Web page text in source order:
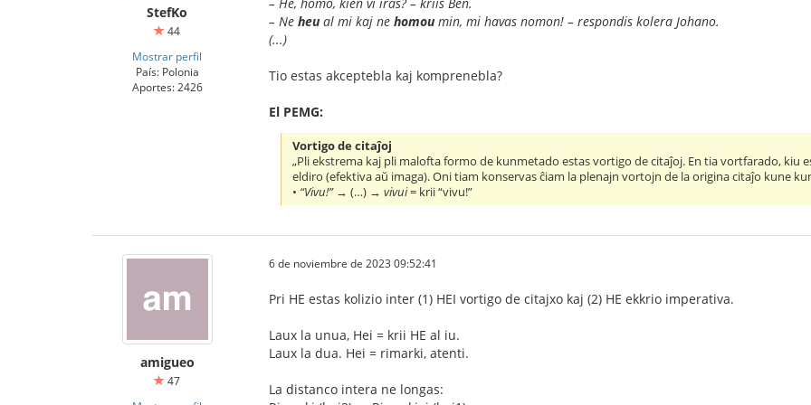
StefKo
44
Mostrar perfil
País: Polonia
Aportes: 2426
– Ne heual mi kaj ne homoumin, mi havas nomon! – respondis kolera Johano.
(...)
Tio estas akceptebla kaj komprenebla?
El PEMG:
Vortigo de citaĵoj
„Pli ekstrema kaj pli malofta formo de kunmetado estas vortigo de citaĵoj. En tia vortfarado, kiu
eldiro (efektiva aŭ imaga). Oni tiam konservas ĉiam la plenajn vortojn de la origina citaĵo kune
• “Vivu!”→ (…) →vivui= krii “vivu!”
amigueo
47
6 de noviembre de 2023 09:52:41
Pri HE estas kolizio inter (1) HEI vortigo de citajxo kaj (2) HE ekkrio imperativa.
Laux la unua, Hei = krii HE al iu.
Laux la dua. Hei = rimarki, atenti.
La distanco intera ne longas: